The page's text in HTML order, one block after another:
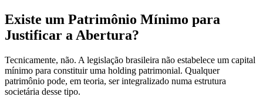
Existe um Patrimônio Mínimo para
Justificar a Abertura?
Tecnicamente, não. A legislação brasileira não estabelece um capital
mínimo para constituir uma holding patrimonial. Qualquer
patrimônio pode, em teoria, ser integralizado numa estrutura
societária desse tipo.